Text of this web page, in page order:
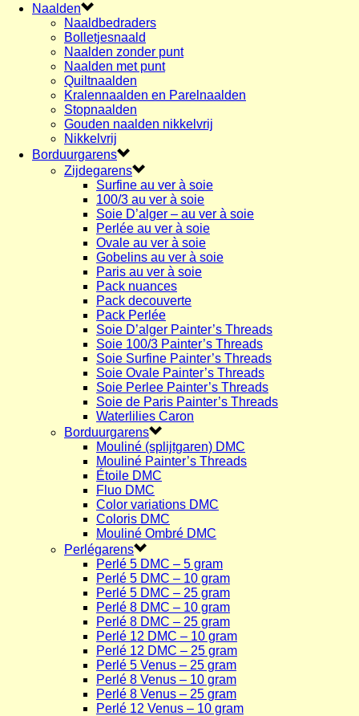
Naalden
Naaldbedraders
Bolletjesnaald
Naalden zonder punt
Naalden met punt
Quiltnaalden
Kralennaalden en Parelnaalden
Stopnaalden
Gouden naalden nikkelvrij
Nikkelvrij
Borduurgarens
Zijdegarens
Surfine au ver à soie
100/3 au ver à soie
Soie D’alger – au ver à soie
Perlée au ver à soie
Ovale au ver à soie
Gobelins au ver à soie
Paris au ver à soie
Pack nuances
Pack decouverte
Pack Perlée
Soie D’alger Painter’s Threads
Soie 100/3 Painter’s Threads
Soie Surfine Painter’s Threads
Soie Ovale Painter’s Threads
Soie Perlee Painter’s Threads
Soie de Paris Painter’s Threads
Waterlilies Caron
Borduurgarens
Mouliné (splijtgaren) DMC
Mouliné Painter’s Threads
Étoile DMC
Fluo DMC
Color variations DMC
Coloris DMC
Mouliné Ombré DMC
Perlégarens
Perlé 5 DMC – 5 gram
Perlé 5 DMC – 10 gram
Perlé 5 DMC – 25 gram
Perlé 8 DMC – 10 gram
Perlé 8 DMC – 25 gram
Perlé 12 DMC – 10 gram
Perlé 12 DMC – 25 gram
Perlé 5 Venus – 25 gram
Perlé 8 Venus – 10 gram
Perlé 8 Venus – 25 gram
Perlé 12 Venus – 10 gram